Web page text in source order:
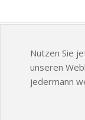
Nutzen Sie
unseren
jedermann